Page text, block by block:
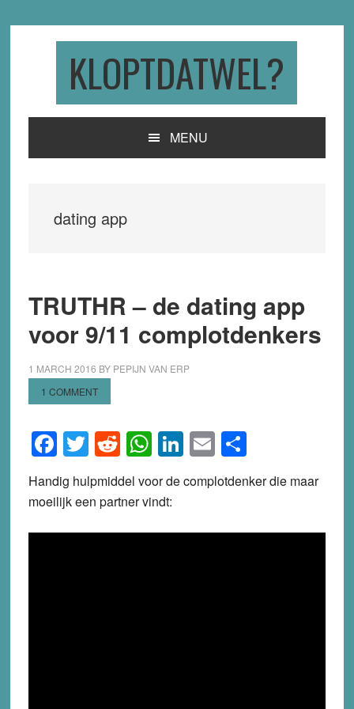
KLOPTDATWEL?
MENU
dating app
TRUTHR – de dating app
voor 9/11 complotdenkers
1 MARCH 2016 BY PEPIJN VAN ERP
1 COMMENT
Facebook
Twitter
Reddit
WhatsApp
LinkedIn
EmailShare
Handig hulpmiddel voor de complotdenker die maar
moeilijk een partner vindt: